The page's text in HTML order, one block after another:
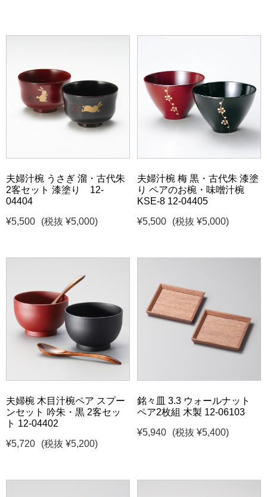
夫婦汁椀 うさぎ 溜・古代朱
2客セット 漆塗り 12-
04404
¥5,500
(税抜 ¥5,000)
夫婦汁椀 梅 黒・古代朱 漆塗
り ペアのお椀・味噌汁椀
KSE-8 12-04405
¥5,500
(税抜 ¥5,000)
夫婦椀 木目汁椀ペア スプー
ンセット 吟朱・黒 2客セッ
ト 12-04402
¥5,720
(税抜 ¥5,200)
銘々皿 3.3 ウォールナット
ペア2枚組 木製 12-06103
¥5,940
(税抜 ¥5,400)